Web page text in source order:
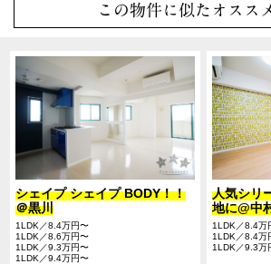
この物件に似たオスス
シェイプ シェイプ BODY！！
＠黒川
1LDK／8.4万円〜
1LDK／8.6万円〜
1LDK／9.3万円〜
1LDK／9.4万円〜
人気シリ
地に@中
1LDK／8.4万
1LDK／8.4万
1LDK／9.3万